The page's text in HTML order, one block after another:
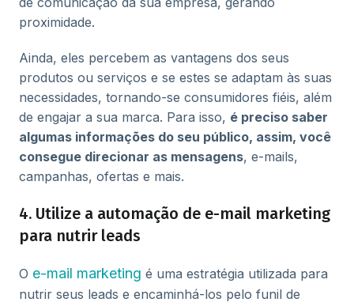
proximidade.
Ainda, eles percebem as vantagens dos seus
produtos ou serviços e se estes se adaptam às suas
necessidades, tornando-se consumidores fiéis, além
de engajar a sua marca. Para isso, é preciso saber
algumas informações do seu público, assim, você
consegue direcionar as mensagens, e-mails,
campanhas, ofertas e mais.
4. Utilize a automação de e-mail marketing
para nutrir leads
O e-mail marketing é uma estratégia utilizada para
nutrir seus leads e encaminhá-los pelo funil de